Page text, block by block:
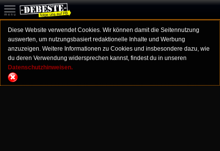
Diese Website verwendet Cookies. Wir können damit die Seitennutzung
auswerten, um nutzungsbasiert redaktionelle Inhalte und Werbung
anzuzeigen. Weitere Informationen zu Cookies und insbesondere dazu, wie
du deren Verwendung widersprechen kannst, findest du in unseren
Datenschutzhinweisen.